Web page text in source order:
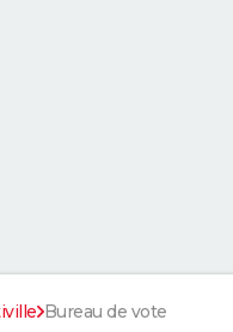
Bureau de vote